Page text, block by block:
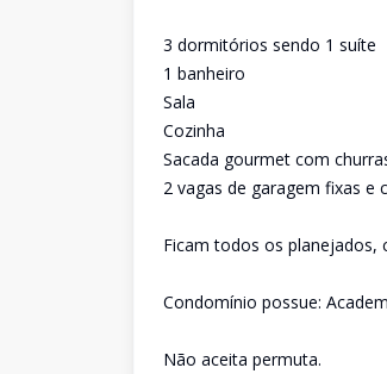
3 dormitórios sendo 1 suíte
1 banheiro
Sala
Cozinha
Sacada gourmet com
2 vagas de garagem fixas e
Ficam todos os
Condomínio possue:
Não aceita permuta.